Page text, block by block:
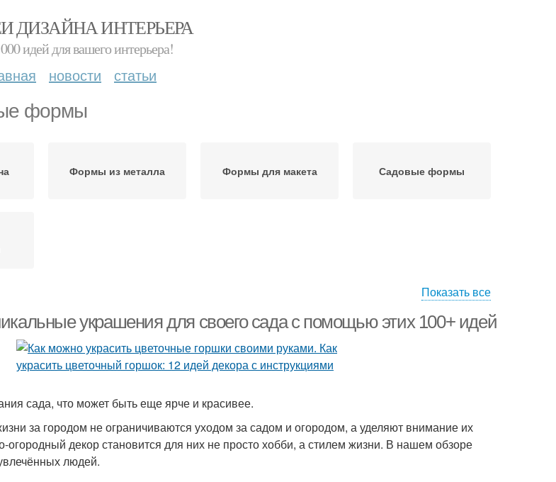
ДИЗАЙНА ИНТЕРЬЕРА
идей для вашего интерьера!
новости статьи
формы
Формы из металла Формы для макета Садовые формы
Показать все
украшения для своего сада с помощью этих 100+ идей
сада, что может быть еще ярче и красивее.
за городом не ограничиваются уходом за садом и огородом, а уделяют внимание их
декор становится для них не просто хобби, а стилем жизни. В нашем обзоре
людей.